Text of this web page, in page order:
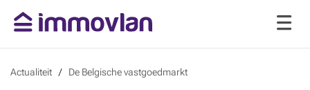
Actualiteit De Belgische vastgoedmarkt